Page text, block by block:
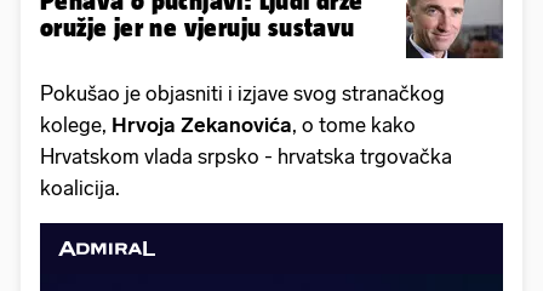
oružje jer ne vjeruju sustavu
Pokušao je objasniti i izjave svog stranačkog
kolege, Hrvoja Zekanovića, o tome kako
Hrvatskom vlada srpsko - hrvatska trgovačka
koalicija.